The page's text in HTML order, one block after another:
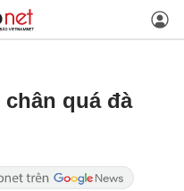
quá đà